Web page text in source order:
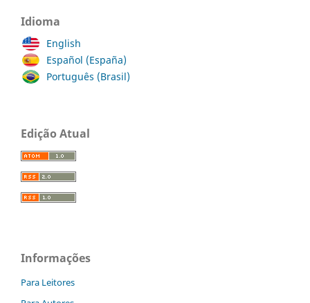
Idioma
English
Español (España)
Português (Brasil)
Edição Atual
Informações
Para Leitores